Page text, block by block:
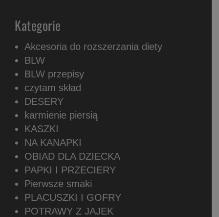
Kategorie
Akcesoria do rozszerzania diety
BLW
BLW przepisy
czytam skład
DESERY
karmienie piersią
KASZKI
NA KANAPKI
OBIAD DLA DZIECKA
PAPKI I PRZECIERY
Pierwsze smaki
PLACUSZKI I GOFRY
POTRAWY Z JAJEK